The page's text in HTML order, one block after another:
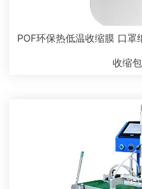
POF环保热低温收缩膜 口
收缩